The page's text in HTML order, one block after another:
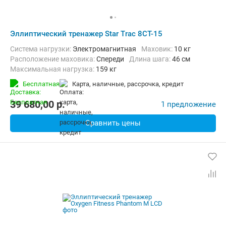
Эллиптический тренажер Star Trac 8CT-15
Система нагрузки: Электромагнитная Маховик: 10 кг
Расположение маховика:Спереди Длина шага:46 см
Максимальная нагрузка: 159 кг
Бесплатная карта, наличные, рассрочка, кредит
39 680,00 p. 1 предложение
Сравнить цены